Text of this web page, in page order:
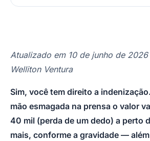
Atualizado em 10 de junho de
Welliton Ventura
Sim, você tem direito a
mão esmagada na prensa o valor
40 mil (perda de um dedo) a perto
mais, conforme a gravidade —